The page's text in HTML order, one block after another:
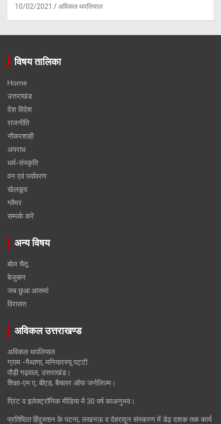
10/02/2021 अविकल थपलियाल
विषय तालिका
Home
उत्तराखंड
देश विदेश
राजनीति
नौकरशाही
अपराध
धर्म-संस्कृति
वन एवं पर्यावरण
खेलकूद
ग्लैमर
सम्पर्क करें
अन्य विषय
बोल चैतू
बेजुबान
जब छुआ आसमां
विरासत
अविकल उत्तराखण्ड
अविकल थपलियाल
ग्राम -नैथाणा, मनियारस्यू पट्टी
पौड़ी गढ़वाल, उत्तराखंड।
शिक्षा-एम ए, बीएड, बैचलर ऑफ जर्नलिज़्म।
प्रिंट व इलेक्ट्रॉनिक मीडिया में 30 वर्ष काअनुभव।
प्रतिष्ठित हिंदुस्तान के पटना, लखनऊ व देहरादून संस्करण में डेढ़ दशक तक कार्य